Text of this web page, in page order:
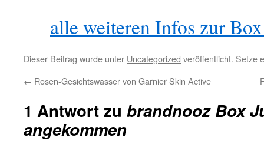
alle weiteren Infos zur
Dieser Beitrag wurde unter Uncategorized veröffentlicht. Setze
← Rosen-Gesichtswasser von Garnier Skin Active
1 Antwort zu brandnooz Box
angekommen